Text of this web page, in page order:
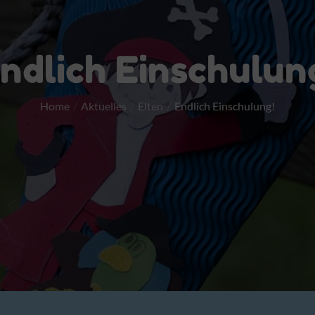
Home Aktuelles Elten Endlich Einschulung!